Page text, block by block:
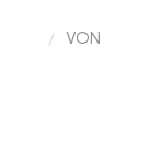
/ VON